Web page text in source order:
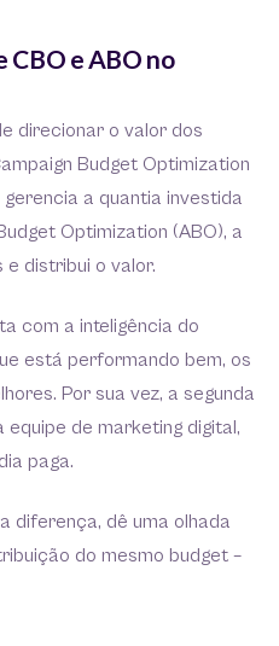
CBO e ABO no
direcionar o valor dos
Budget Optimization
a quantia investida
Optimization (ABO), a
e distribui o valor.
com a inteligência do
está performando bem, os
Por sua vez, a segunda
de marketing digital,
paga.
diferença, dê uma olhada
do mesmo budget –